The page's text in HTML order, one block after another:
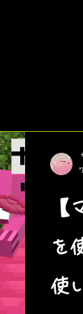
【
を
使